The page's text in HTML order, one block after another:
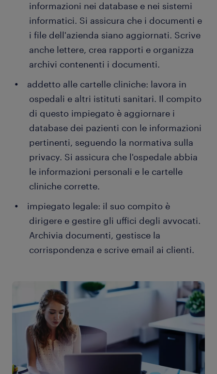
informazioni nei database e nei sistemi
informatici. Si assicura che i documenti e
i file dell'azienda siano aggiornati. Scrive
anche lettere, crea rapporti e organizza
archivi contenenti i documenti.
addetto alle cartelle cliniche: lavora in
ospedali e altri istituti sanitari. Il compito
di questo impiegato è aggiornare i
database dei pazienti con le informazioni
pertinenti, seguendo la normativa sulla
privacy. Si assicura che l'ospedale abbia
le informazioni personali e le cartelle
cliniche corrette.
impiegato legale: il suo compito è
dirigere e gestire gli uffici degli avvocati.
Archivia documenti, gestisce la
corrispondenza e scrive email ai clienti.